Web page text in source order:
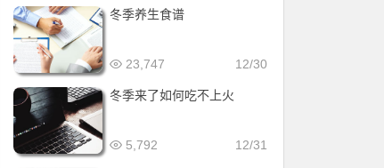
冬季养生食谱
12/30
23,747
冬季来了如何吃不上火
12/31
5,792